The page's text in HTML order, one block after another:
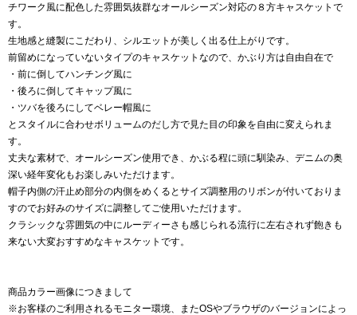
チワーク風に配色した雰囲気抜群なオールシーズン対応の８方キャスケットで
す。
生地感と縫製にこだわり、シルエットが美しく出る仕上がりです。
前留めになっていないタイプのキャスケットなので、かぶり方は自由自在で
・前に倒してハンチング風に
・後ろに倒してキャップ風に
・ツバを後ろにしてベレー帽風に
とスタイルに合わせボリュームのだし方で見た目の印象を自由に変えられま
す。
丈夫な素材で、オールシーズン使用でき、かぶる程に頭に馴染み、デニムの奥
深い経年変化もお楽しみいただけます。
帽子内側の汗止め部分の内側をめくるとサイズ調整用のリボンが付いておりま
すのでお好みのサイズに調整してご使用いただけます。
クラシックな雰囲気の中にルーディーさも感じられる流行に左右されず飽きも
来ない大変おすすめなキャスケットです。
商品カラー画像につきまして
※お客様のご利用されるモニター環境、またOSやブラウザのバージョンによっ